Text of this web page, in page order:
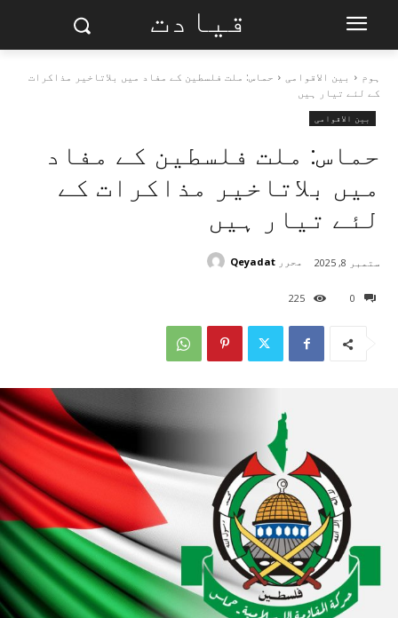
قیادت
ہوم بین الاقوامی
حماس: ملت فلسطین کے مفاد میں بلاتاخیر مذاکرات
کے لئے تیار ہیں
بین الاقوامی
حماس: ملت فلسطین کے مفاد
میں بلاتاخیر مذاکرات کے
لئے تیار ہیں
0
225
ستمبر 8, 2025 محرر Qeyadat